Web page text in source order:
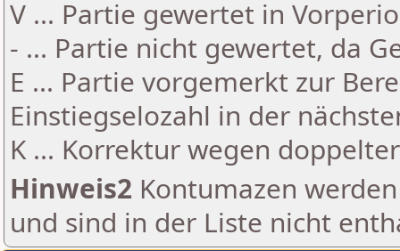
V ... Partie gewertet in
- ... Partie nicht gewertet, da
E ... Partie vorgemerkt zur
Einstiegselozahl in der
K ... Korrektur wegen
Hinweis2 Kontumazen
und sind in der Liste nicht